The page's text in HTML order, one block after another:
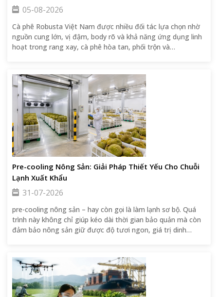
05-08-2026
Cà phê Robusta Việt Nam được nhiều đối tác lựa chọn nhờ
nguồn cung lớn, vị đậm, body rõ và khả năng ứng dụng linh
hoạt trong rang xay, cà phê hòa tan, phối trộn và
Pre-cooling Nông Sản: Giải Pháp Thiết Yếu Cho Chuỗi
Lạnh Xuất Khẩu
31-07-2026
pre-cooling nông sản – hay còn gọi là làm lạnh sơ bộ. Quá
trình này không chỉ giúp kéo dài thời gian bảo quản mà còn
đảm bảo nông sản giữ được độ tươi ngon, giá trị dinh